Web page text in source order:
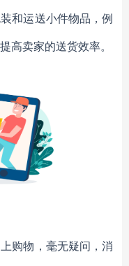
和运送小件物品，例
高卖家的送货效率。
购物，毫无疑问，消